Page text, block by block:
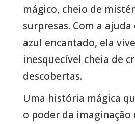
mágico, cheio de
surpresas. Com a
azul encantado, ela
inesquecível cheia de
descobertas.
Uma história mágica
o poder da imaginação